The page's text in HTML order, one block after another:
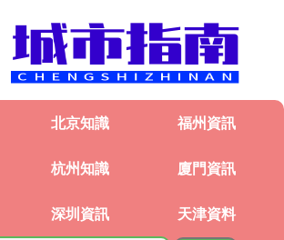
北京知識 福州資訊
杭州知識 廈門資訊
深圳資訊 天津資料